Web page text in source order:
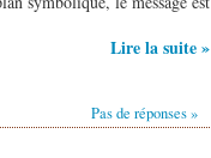
Lire la suite »
Pas de réponses »